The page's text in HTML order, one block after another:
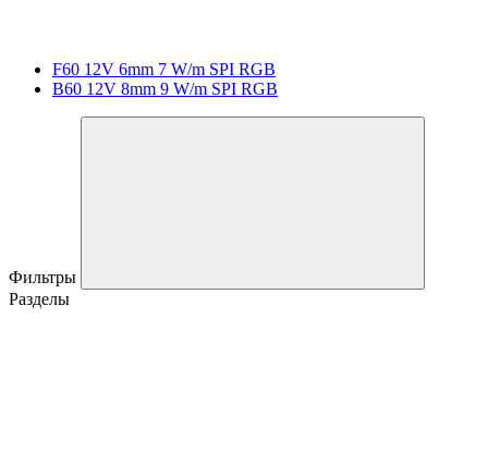
F60 12V 6mm 7 W/m SPI RGB
B60 12V 8mm 9 W/m SPI RGB
Фильтры
Разделы